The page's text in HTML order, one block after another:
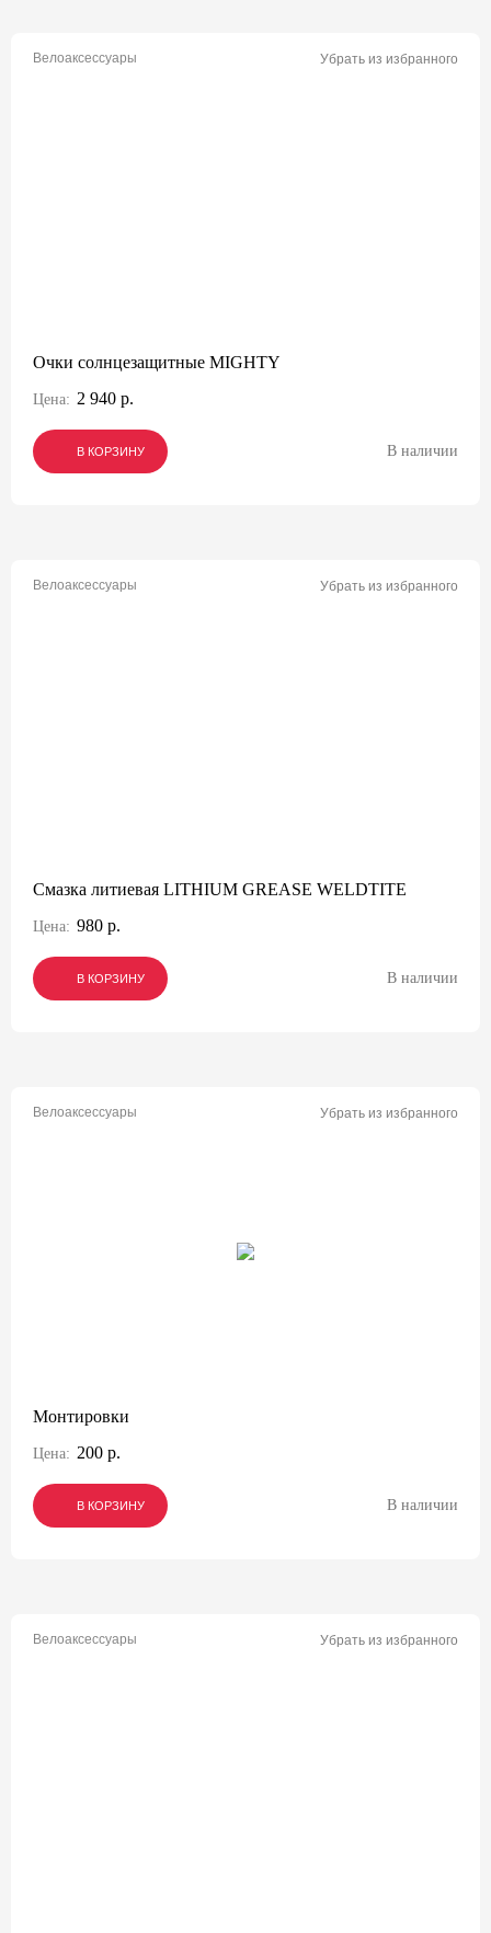
Велоаксессуары Убрать из избранного
Очки солнцезащитные MIGHTY
Цена: 2 940 р.
В КОРЗИНУ
В КОРЗИНУ
В КОРЗИНУ В наличии
Велоаксессуары Убрать из избранного
Смазка литиевая LITHIUM GREASE WELDTITE
Цена: 980 р.
В КОРЗИНУ
В КОРЗИНУ
В КОРЗИНУ В наличии
Велоаксессуары Убрать из избранного
Монтировки
Цена: 200 р.
В КОРЗИНУ
В КОРЗИНУ
В КОРЗИНУ В наличии
Велоаксессуары Убрать из избранного